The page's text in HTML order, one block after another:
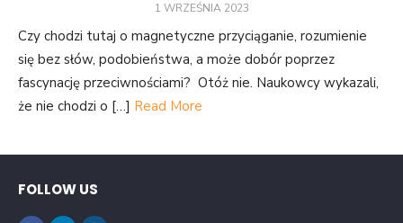
1 WRZEŚNIA 2023
Czy chodzi tutaj o magnetyczne przyciąganie, rozumienie
się bez słów, podobieństwa, a może dobór poprzez
fascynację przeciwnościami? Otóż nie. Naukowcy wykazali,
że nie chodzi o […] Read More
FOLLOW US